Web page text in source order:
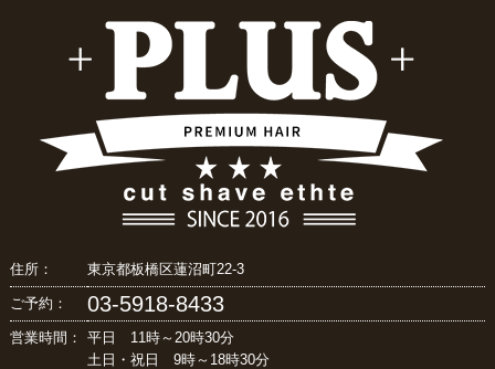
住所： 東京都板橋区蓮沼町22-3
ご予約： 03-5918-8433
営業時間：
平日 11時～20時30分
土日・祝日 9時～18時30分